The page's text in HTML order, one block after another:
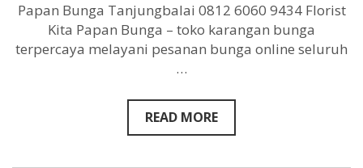
0812
9434
Papan Bunga Tanjungbalai 0812 6060 9434 Florist
Kita Papan Bunga – toko karangan bunga
terpercaya melayani pesanan bunga online seluruh
…
READ MORE